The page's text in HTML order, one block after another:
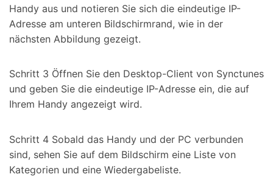
Handy aus und notieren Sie sich die eindeutige IP-
Adresse am unteren Bildschirmrand, wie in der
nächsten Abbildung gezeigt.
Schritt 3 Öffnen Sie den Desktop-Client von Synctunes
und geben Sie die eindeutige IP-Adresse ein, die auf
Ihrem Handy angezeigt wird.
Schritt 4 Sobald das Handy und der PC verbunden
sind, sehen Sie auf dem Bildschirm eine Liste von
Kategorien und eine Wiedergabeliste.